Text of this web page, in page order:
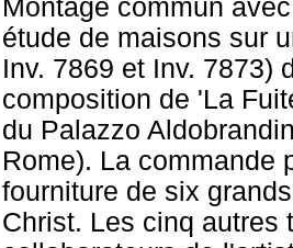
Montage commun
étude de maisons sur
Inv. 7869 et Inv. 7873)
composition de 'La
du Palazzo
Rome). La commande
fourniture de six
Christ. Les cinq autres